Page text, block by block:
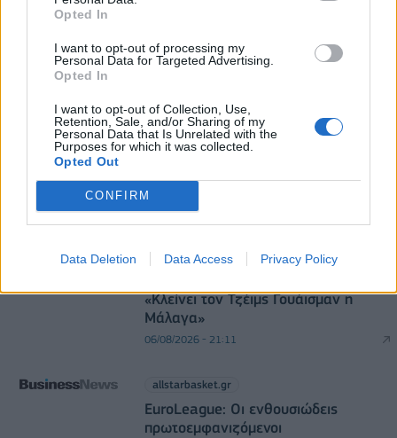
Opted In
I want to opt-out of processing my
Personal Data for Targeted Advertising.
Opted In
I want to opt-out of Collection, Use,
Retention, Sale, and/or Sharing of my
Personal Data that Is Unrelated with the
Purposes for which it was collected.
Opted Out
CONFIRM
Data Deletion Data Access Privacy Policy
06/08/2026 - 08:05
Ο Demis Hassabis αναλαμβάνει Πρόεδρος της
Google DeepMind και Chief Scientist της Alphabet
«Κλείνει τον Τζέιμς Γουάισμαν η
Μάλαγα»
06/08/2026 - 21:11
allstarbasket.gr
EuroLeague: Οι ενθουσιώδεις
πρωτοεμφανιζόμενοι